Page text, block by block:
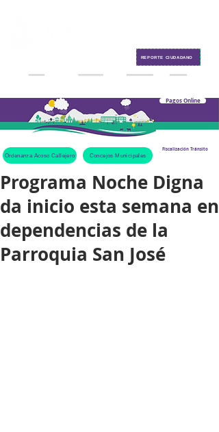
Pagos Online
Ordenanza Acoso Callejero Concejos Municipales
Fiscalización Tránsito
REPORTE CIUDADANO
Programa Noche Digna
da inicio esta semana en
dependencias de la
Parroquia San José